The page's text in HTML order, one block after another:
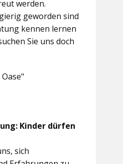
werden.
geworden sind
kennen lernen
Sie uns doch
Kinder dürfen
sich